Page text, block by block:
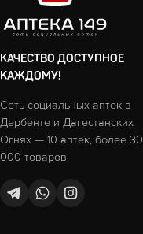
КАЧЕСТВО ДОСТУПНОЕ
КАЖДОМУ!
Сеть социальных аптек в
Дербенте и Дагестанских
Огнях — 10 аптек, более 30
000 товаров.